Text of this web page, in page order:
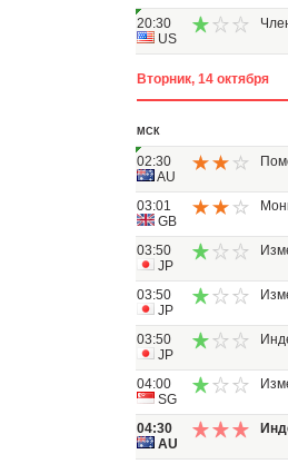
20:30
US
Вторник, 14 октября
МСК
02:30
AU
03:01
GB
03:50
JP
03:50
JP
03:50
JP
04:00
SG
04:30
AU